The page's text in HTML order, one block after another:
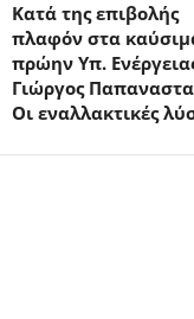
Κατά της επιβολής
πλαφόν στα
πρώην Υπ.
Γιώργος
Οι εναλλακτικές